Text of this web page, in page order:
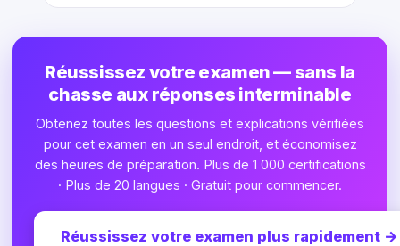
Réussissez votre examen — sans la
chasse aux réponses interminable
Obtenez toutes les questions et explications vérifiées
pour cet examen en un seul endroit, et économisez
des heures de préparation. Plus de 1 000 certifications
· Plus de 20 langues · Gratuit pour commencer.
Réussissez votre examen plus rapidement →